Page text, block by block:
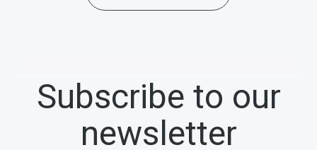
Subscribe to our
newsletter